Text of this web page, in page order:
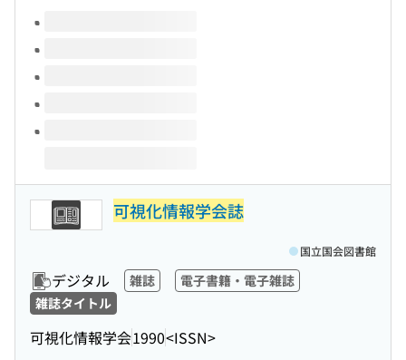
このタイトルの巻号
可視化情報学会誌
デジタル 雑誌
電子書籍・電子雑誌
雑誌タイトル
可視化情報学会1990<ISSN>
国立国会図書館